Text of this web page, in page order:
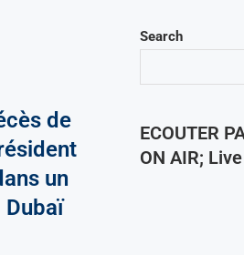
de
un
Search
ECOUTER
ON AIR;